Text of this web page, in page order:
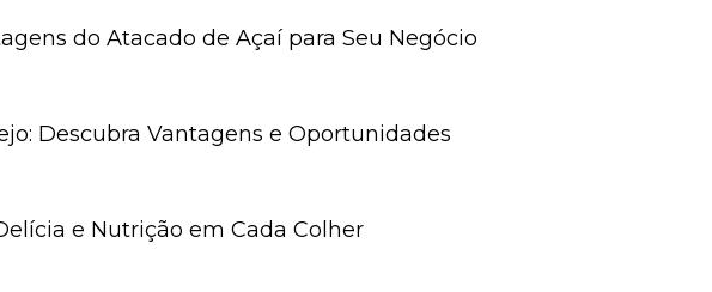
do Atacado de Açaí para Seu Negócio
Descubra Vantagens e Oportunidades
e Nutrição em Cada Colher